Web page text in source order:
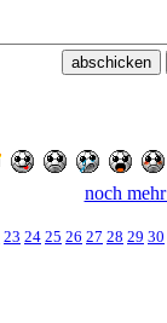
noch
23 24 25 26 27 28 29 30